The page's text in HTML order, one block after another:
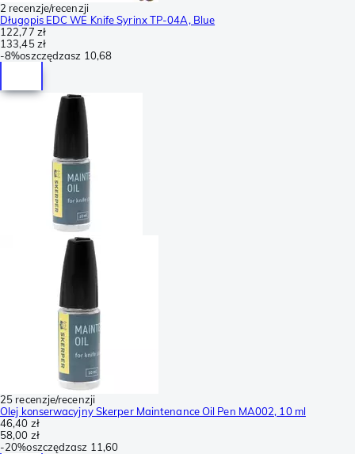
2 recenzje/recenzji
Długopis EDC WE Knife Syrinx TP-04A, Blue
122,77 zł
133,45 zł
-8%oszczędzasz 10,68
25 recenzje/recenzji
Olej konserwacyjny Skerper Maintenance Oil Pen MA002, 10 ml
46,40 zł
58,00 zł
-20%oszczędzasz 11,60